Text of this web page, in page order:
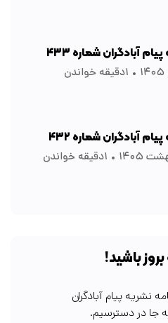
آبادگران شماره ۴۳۳
۱دقیقه خواندن
آبادگران شماره ۴۳۲
۱دقیقه خواندن
باشید!
نشریه پیام آبادگران
در دسترسیم.